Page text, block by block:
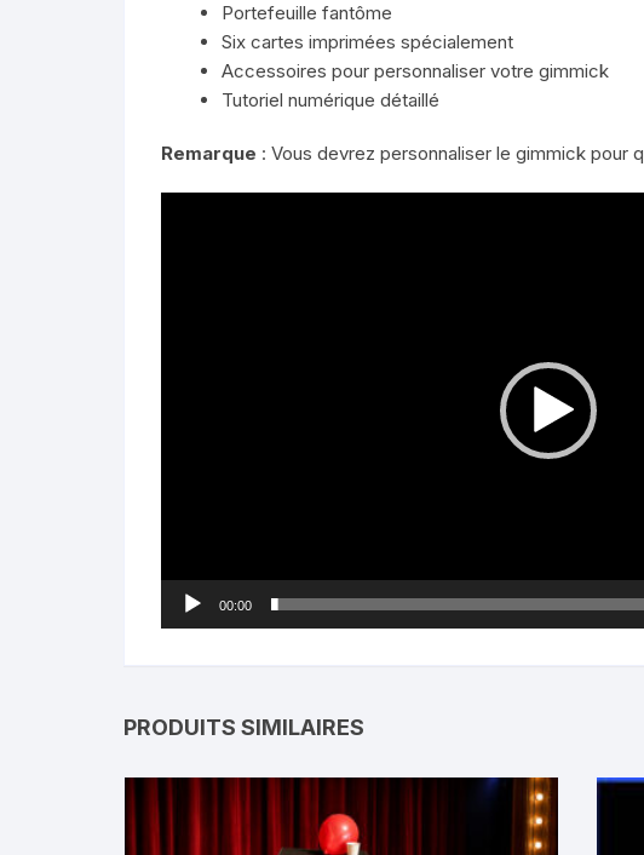
Portefeuille fantôme
Six cartes imprimées spécialement
Accessoires pour personnaliser votre gimmick
Tutoriel numérique détaillé
Remarque : Vous devrez personnaliser le gimmick pour
00:00
PRODUITS SIMILAIRES